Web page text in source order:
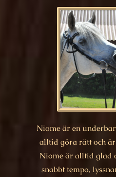
Niome är en
alltid göra rätt och är
Niome är alltid glad
snabbt tempo,